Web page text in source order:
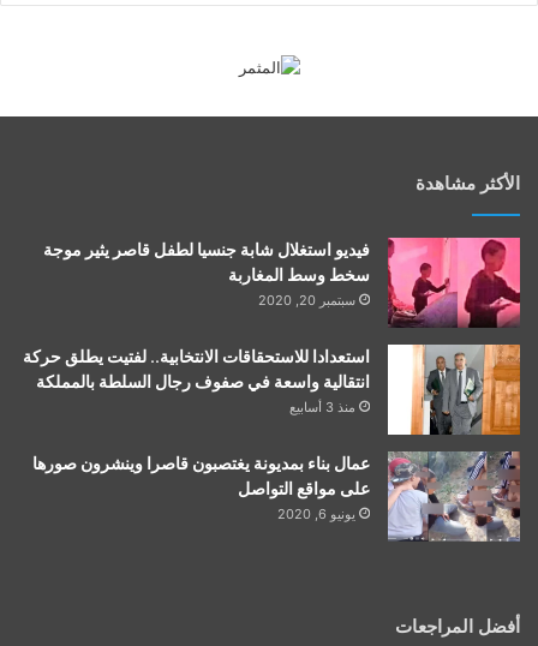
الأكثر مشاهدة
فيديو استغلال شابة جنسيا لطفل قاصر يثير موجة
سخط وسط المغاربة
سبتمبر 20, 2020
استعدادا للاستحقاقات الانتخابية.. لفتيت يطلق حركة
انتقالية واسعة في صفوف رجال السلطة بالمملكة
منذ 3 أسابيع
عمال بناء بمديونة يغتصبون قاصرا وينشرون صورها
على مواقع التواصل
يونيو 6, 2020
أفضل المراجعات